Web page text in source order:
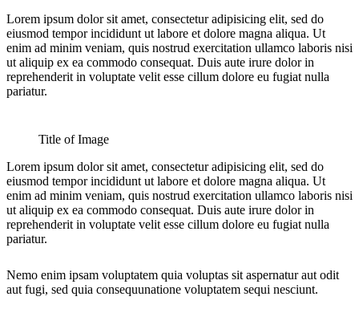
Lorem ipsum dolor sit amet, consectetur adipisicing elit, sed do
eiusmod tempor incididunt ut labore et dolore magna aliqua. Ut
enim ad minim veniam, quis nostrud exercitation ullamco laboris nisi
ut aliquip ex ea commodo consequat. Duis aute irure dolor in
reprehenderit in voluptate velit esse cillum dolore eu fugiat nulla
pariatur.
Title of Image
Lorem ipsum dolor sit amet, consectetur adipisicing elit, sed do
eiusmod tempor incididunt ut labore et dolore magna aliqua. Ut
enim ad minim veniam, quis nostrud exercitation ullamco laboris nisi
ut aliquip ex ea commodo consequat. Duis aute irure dolor in
reprehenderit in voluptate velit esse cillum dolore eu fugiat nulla
pariatur.
Nemo enim ipsam voluptatem quia voluptas sit aspernatur aut odit
aut fugi, sed quia consequunatione voluptatem sequi nesciunt.